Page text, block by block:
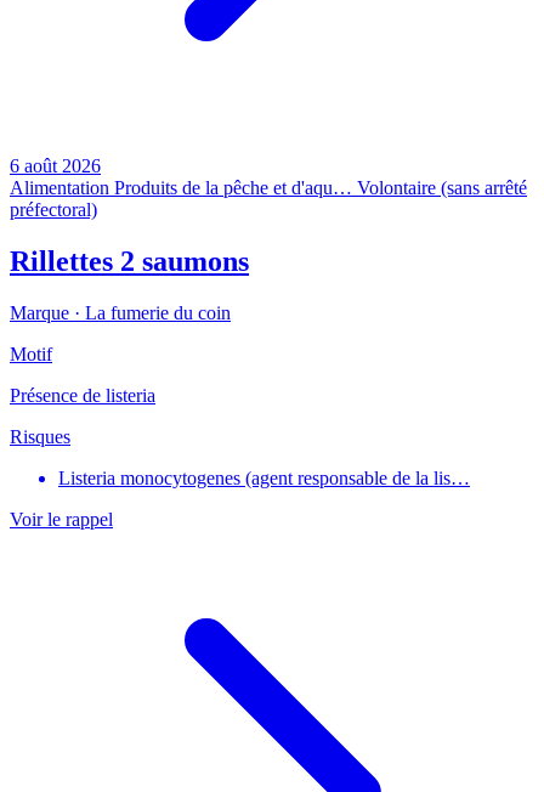
6 août 2026
Alimentation Produits de la pêche et d'aqu… Volontaire (sans arrêté
préfectoral)
Rillettes 2 saumons
Marque · La fumerie du coin
Motif
Présence de listeria
Risques
Listeria monocytogenes (agent responsable de la lis…
Voir le rappel